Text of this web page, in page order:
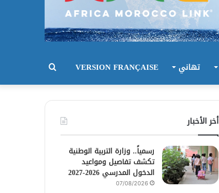
تهاني VERSION FRANÇAISE بحث
أخر الأخبار
رسمياً.. وزارة التربية الوطنية
تكشف تفاصيل ومواعيد
الدخول المدرسي 2026-2027
07/08/2026